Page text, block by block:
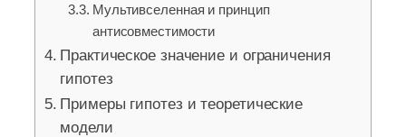
Мультивселенная и принцип
антисовместимости
Практическое значение и ограничения
гипотез
Примеры гипотез и теоретические
модели